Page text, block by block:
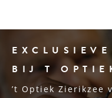
BIJ T
’t Optiek Zierikzee